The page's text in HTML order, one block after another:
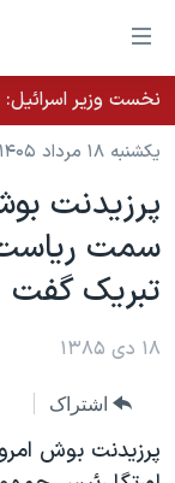
لینکهای
قابل
دسترسی
جهش
محتوای
اصلی
جهش
صفحه
جهش
جستجو
خانه
نسخه سبک
موضوع ها
ایران
آمریکا
جهان
ویژه برنامه‌ها
برنامه های
جدول برنامه ها
صفحه‌های ویژه
۲۵۰سالگی آمریکا
فرکانس‌های صدای
یکشنبه ۱۸ مرداد ۱۴۰۵ ایران ۱۷:۲۹
پرزيدنت
سمت رياست
تبريک گفت
۱۸ دی ۱۳۸۵
اشتراک
پرزيدنت بوش